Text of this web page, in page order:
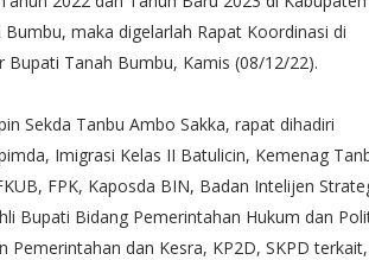
Bumbu, maka digelarlah Rapat Koordinasi di
Bupati Tanah Bumbu, Kamis (08/12/22).
Sekda Tanbu Ambo Sakka, rapat dihadiri
Imigrasi Kelas II Batulicin, Kemenag
FPK, Kaposda BIN, Badan Intelijen
Bupati Bidang Pemerintahan Hukum dan
Pemerintahan dan Kesra, KP2D, SKPD terkait,